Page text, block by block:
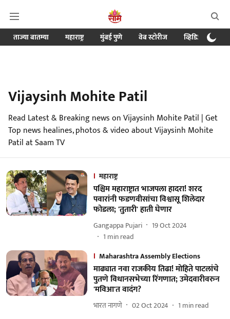
ताज्या बातम्या महाराष्ट्र मुंबई पुणे वेब स्टोरीज व्हिडिओ
Vijaysinh Mohite Patil
Read Latest & Breaking news on Vijaysinh Mohite Patil | Get
Top news healines, photos & video about Vijaysinh Mohite
Patil at Saam TV
महाराष्ट्र
पश्चिम महाराष्ट्रात भाजपला हादरा! शरद
पवारांनी फडणवीसांचा विश्वासू शिलेदार
फोडला; 'तुतारी' हाती घेणार
Gangappa Pujari
19 Oct 2024
1 min read
Maharashtra Assembly Elections
माढ्यात नवा राजकीय तिढा! मोहिते पाटलांचे
पुतणे विधानसभेच्या रिंगणात; उमेदवारीवरुन
'मविआ'त वादंग?
भारत नागणे 02 Oct 2024 1 min read